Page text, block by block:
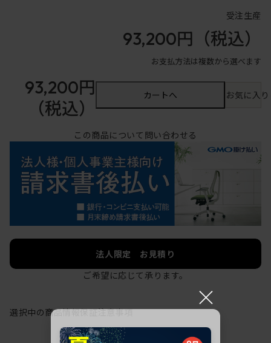
受注生産
93,200円 （税込）
お支払方法は複数から選べます
93,200円
（税込）
カートへ お気に入
この商品について問い合わせる
法人限定 お見積り
ご希望に応じて承ります。
選択中の商品情報保証注意事項
×